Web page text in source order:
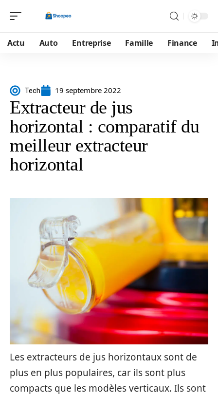
Actu Auto Entreprise Famille Finance
Tech 19 septembre 2022
Extracteur de jus
horizontal : comparatif du
meilleur extracteur
horizontal
Les extracteurs de jus horizontaux sont de
plus en plus populaires, car ils sont plus
compacts que les modèles verticaux. Ils sont